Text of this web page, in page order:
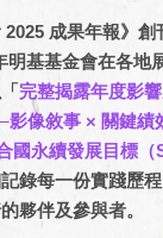
2025 成果年報》
明基基金會在各地
完整揭露年度影
影像敘事 × 關鍵績
國永續發展目標（
錄每一份實踐歷
夥伴及參與者。